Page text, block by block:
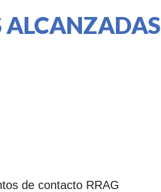
ALCANZADAS
de contacto RRAG